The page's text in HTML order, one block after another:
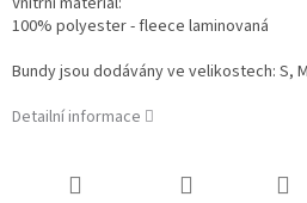
100% polyester - fleece laminovaná
Bundy jsou dodávány ve velikostech: S, M,
Detailní informace